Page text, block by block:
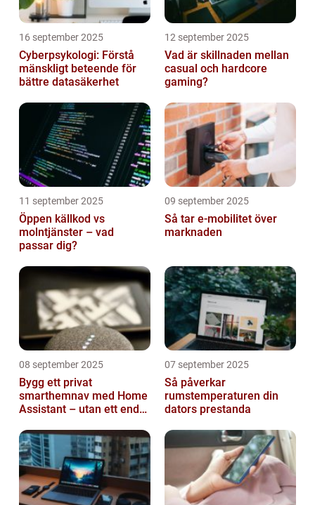
16 september 2025
Cyberpsykologi: Förstå
mänskligt beteende för
bättre datasäkerhet
12 september 2025
Vad är skillnaden mellan
casual och hardcore
gaming?
11 september 2025
Öppen källkod vs
molntjänster – vad
passar dig?
09 september 2025
Så tar e-mobilitet över
marknaden
08 september 2025
Bygg ett privat
smarthemnav med Home
Assistant – utan ett enda
07 september 2025
Så påverkar
rumstemperaturen din
dators prestanda